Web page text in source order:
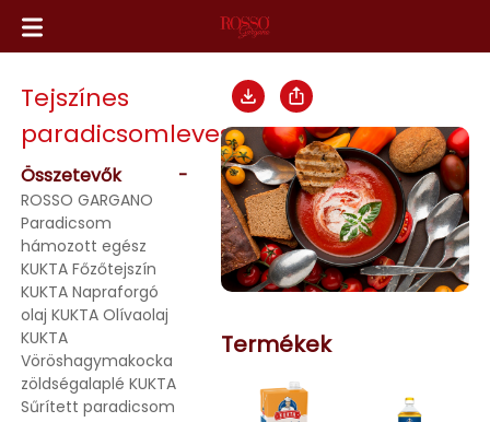
Tejszínes
paradicsomleves
Összetevők -
ROSSO GARGANO
Paradicsom
hámozott egész
KUKTA Főzőtejszín
KUKTA Napraforgó
olaj KUKTA Olívaolaj
KUKTA
Vöröshagymakocka
zöldségalaplé KUKTA
Sűrített paradicsom
Termékek